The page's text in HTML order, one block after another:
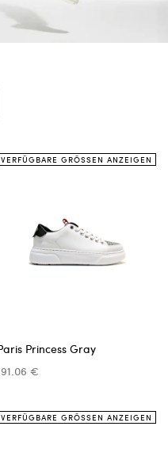
VERFÜGBARE GRÖSSEN ANZEIGEN
Princess Gray
€
VERFÜGBARE GRÖSSEN ANZEIGEN